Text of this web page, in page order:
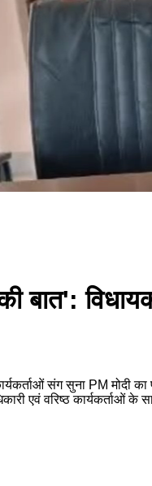
विधायक
संग सुना PM मोदी
एवं वरिष्ठ कार्यकर्ताओं के